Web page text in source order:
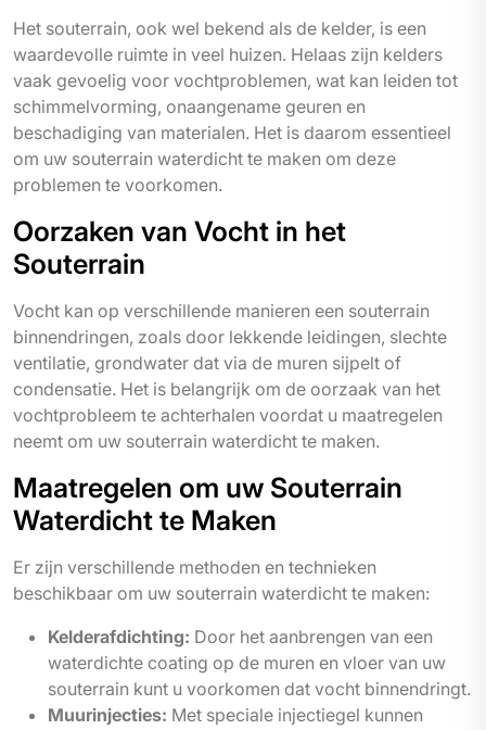
Het souterrain, ook wel bekend als de kelder, is een
waardevolle ruimte in veel huizen. Helaas zijn kelders
vaak gevoelig voor vochtproblemen, wat kan leiden tot
schimmelvorming, onaangename geuren en
beschadiging van materialen. Het is daarom essentieel
om uw souterrain waterdicht te maken om deze
problemen te voorkomen.
Oorzaken van Vocht in het
Souterrain
Vocht kan op verschillende manieren een souterrain
binnendringen, zoals door lekkende leidingen, slechte
ventilatie, grondwater dat via de muren sijpelt of
condensatie. Het is belangrijk om de oorzaak van het
vochtprobleem te achterhalen voordat u maatregelen
neemt om uw souterrain waterdicht te maken.
Maatregelen om uw Souterrain
Waterdicht te Maken
Er zijn verschillende methoden en technieken
beschikbaar om uw souterrain waterdicht te maken:
Kelderafdichting: Door het aanbrengen van een
waterdichte coating op de muren en vloer van uw
souterrain kunt u voorkomen dat vocht binnendringt.
Muurinjecties: Met speciale injectiegel kunnen